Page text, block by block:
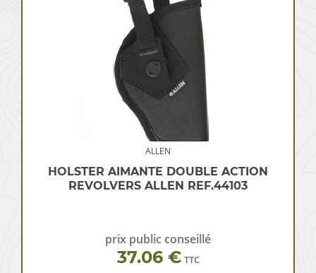
ALLEN
HOLSTER AIMANTE DOUBLE ACTION
REVOLVERS ALLEN REF.44103
prix public conseillé
37.06 € TTC